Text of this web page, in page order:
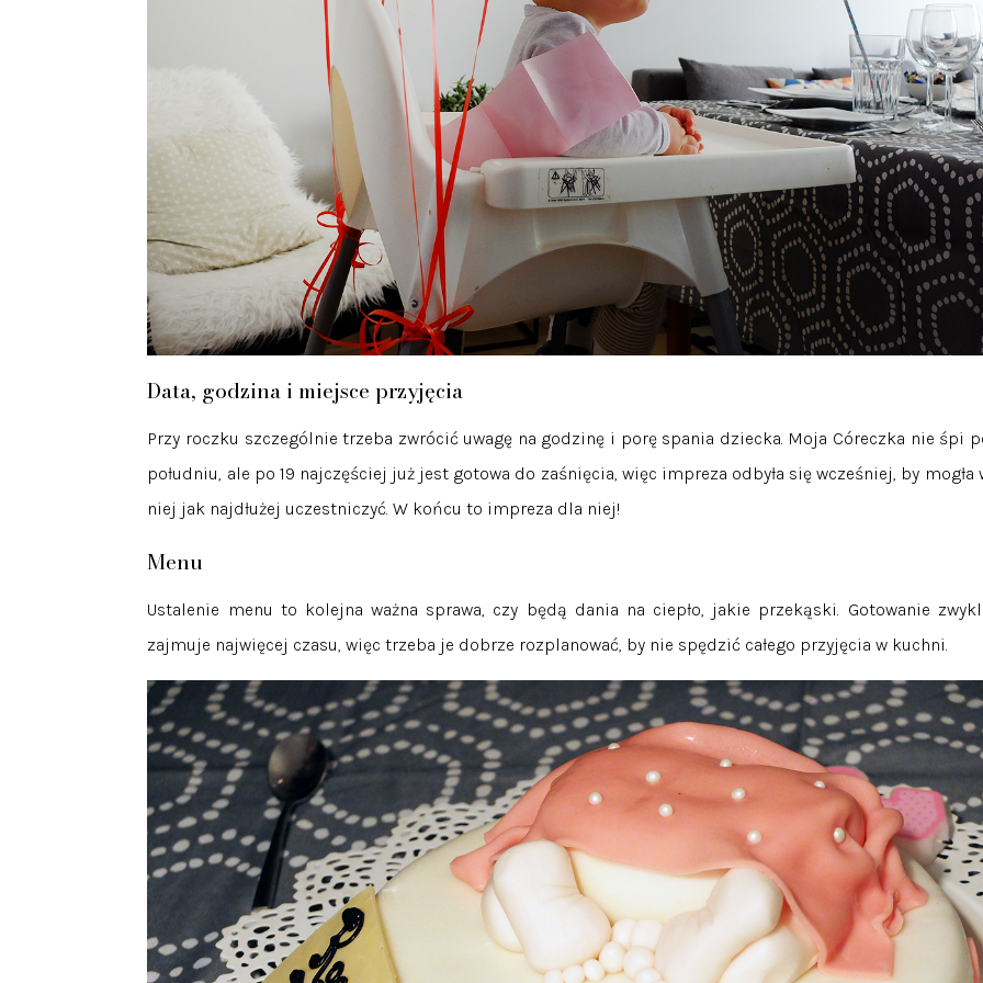
Data, godzina i miejsce przyjęcia
Przy roczku szczególnie trzeba zwrócić uwagę na godzinę i porę spania dziecka. Moja Córeczka nie śpi
południu, ale po 19 najczęściej już jest gotowa do zaśnięcia, więc impreza odbyła się wcześniej, by mogła
niej jak najdłużej uczestniczyć. W końcu to impreza dla niej!
Menu
Ustalenie menu to kolejna ważna sprawa, czy będą dania na ciepło, jakie przekąski. Gotowanie
zajmuje najwięcej czasu, więc trzeba je dobrze rozplanować, by nie spędzić całego przyjęcia w kuchni.